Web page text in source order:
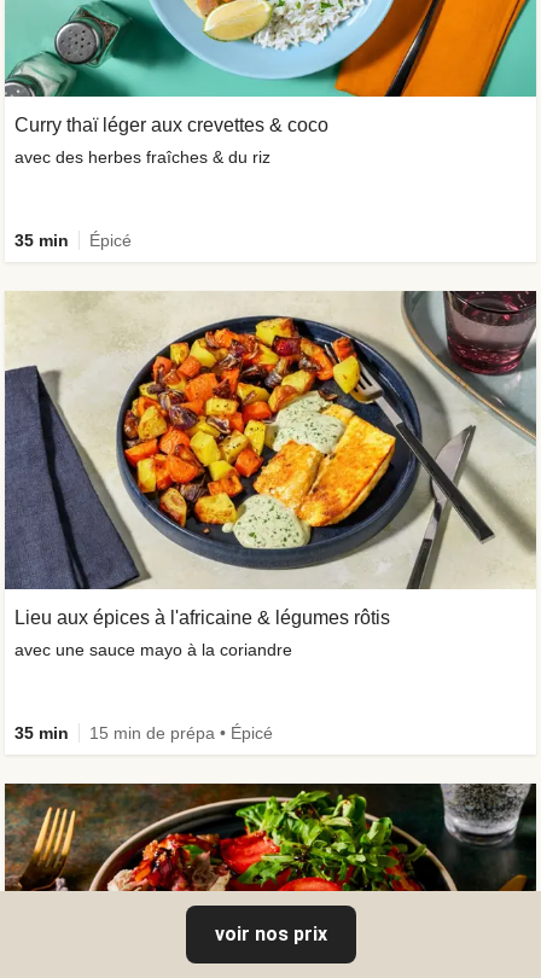
Curry thaï léger aux crevettes & coco
avec des herbes fraîches & du riz
35 min Épicé
Lieu aux épices à l'africaine & légumes rôtis
avec une sauce mayo à la coriandre
35 min 15 min de prépa • Épicé
voir nos prix